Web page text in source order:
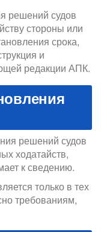
решений судов
стороны или
срока,
и
редакции АПК.
решений судов
ходатайств,
к сведению.
только в тех
требованиям,